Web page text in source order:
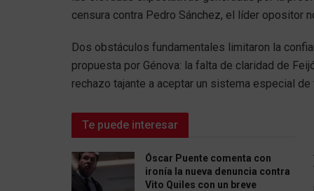
censura contra Pedro Sánchez, el líder opositor
Dos obstáculos fundamentales limitaron la
propuesta por Génova: la falta de claridad de
rechazo tajante a aceptar un sistema especial de
Te puede interesar
Óscar Puente comenta con
ironía la nueva denuncia contra
Vito Quiles con un breve